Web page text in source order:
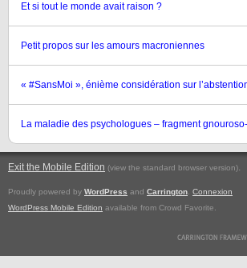
Et si tout le monde avait raison ?
Petit propos sur les amours macroniennes
« #SansMoi », énième considération sur
La maladie des psychologues – fragment
Exit the Mobile Edition (view the standard browser version).
Proudly powered by WordPress and Carrington Connexion
WordPress Mobile Edition available from Crowd Favorite.